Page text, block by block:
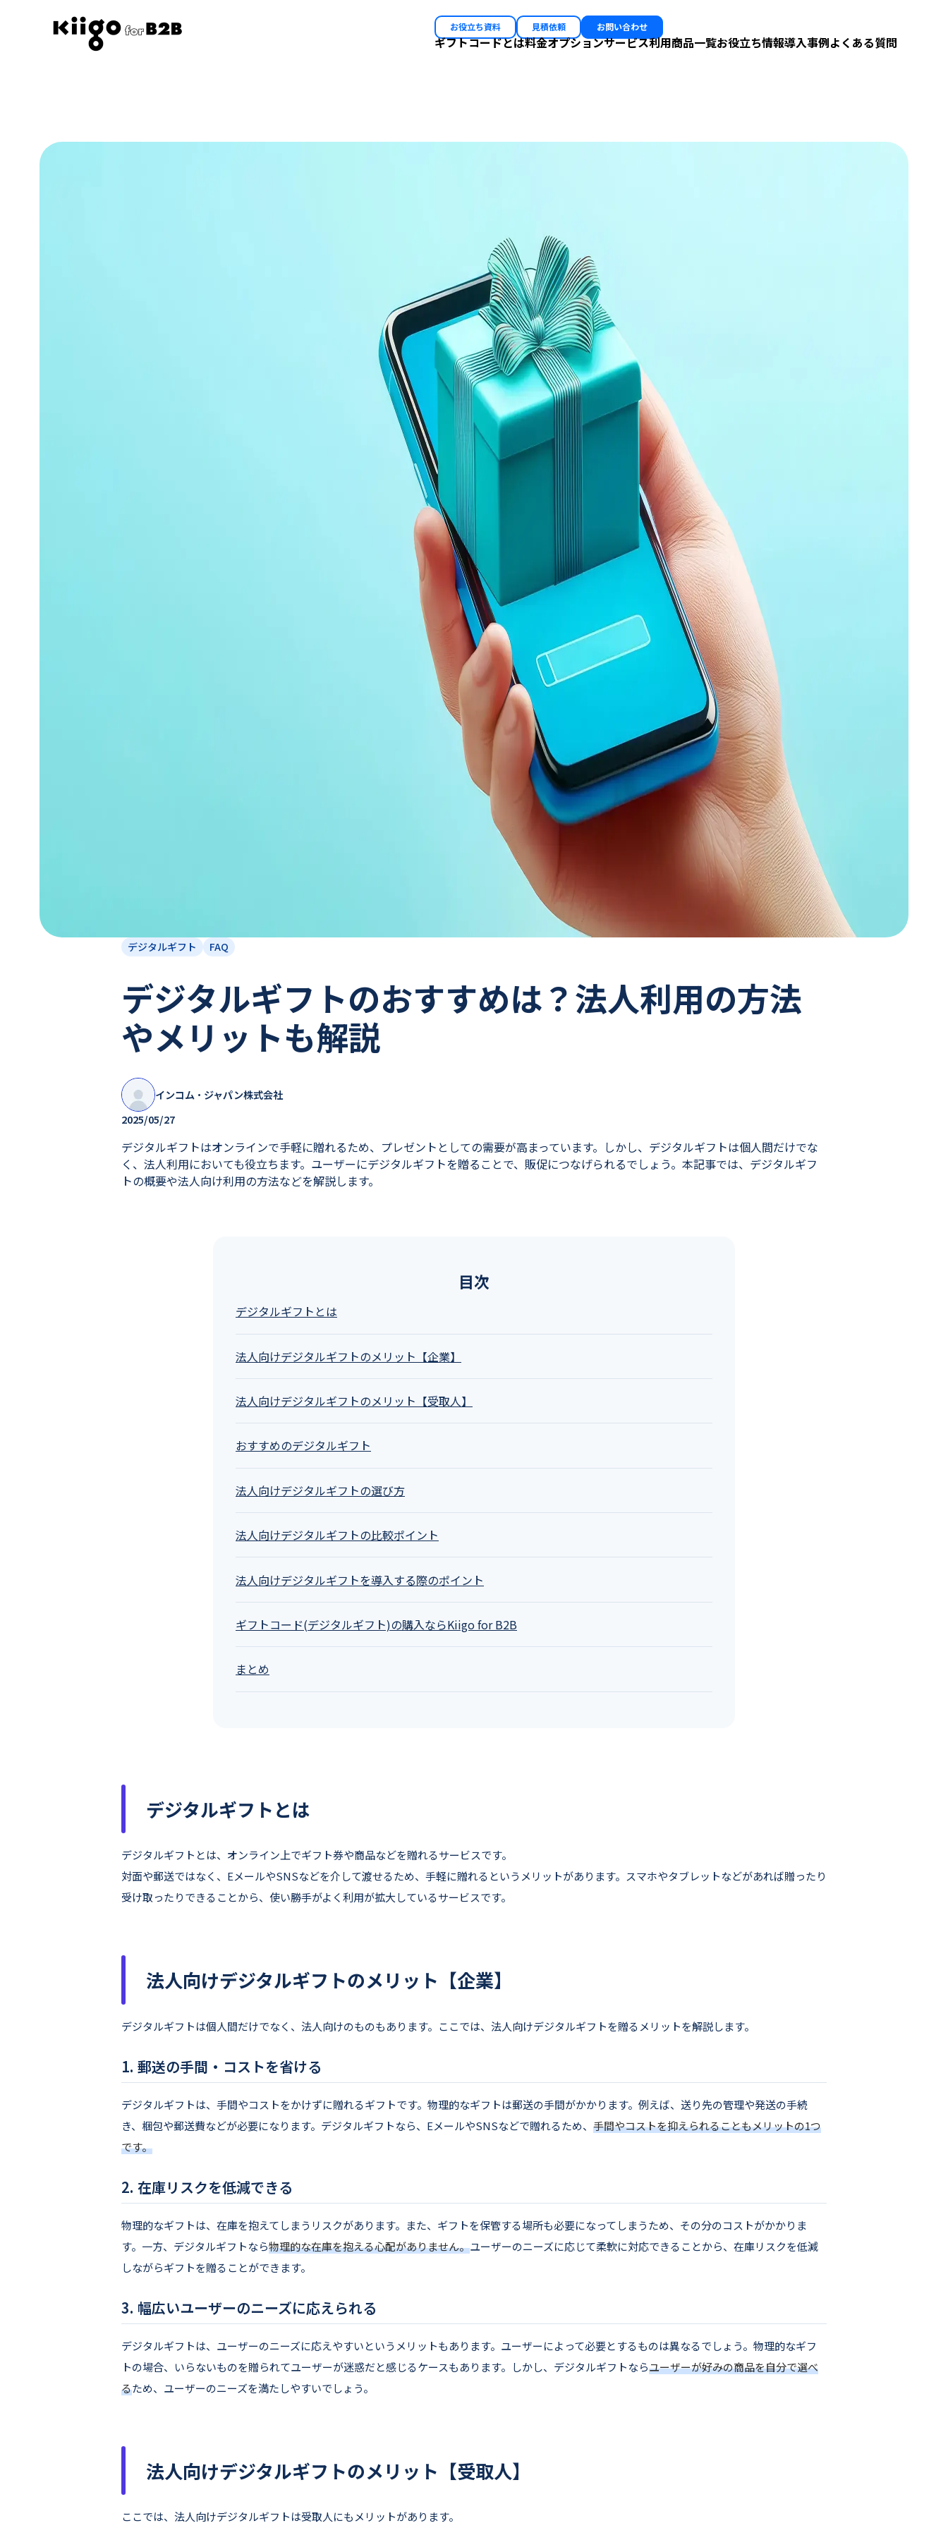
お役立ち資料 見積依頼 お問い合わせ
ギフトコードとは料金オプションサービス利用商品一覧お役立ち情報導入事例よくある質問
デジタルギフト FAQ
デジタルギフトのおすすめは？法人利用の方法
やメリットも解説
インコム・ジャパン株式会社
2025/05/27
デジタルギフトはオンラインで手軽に贈れるため、プレゼントとしての需要が高まっています。しかし、デジタルギフトは個人間だけでな
く、法人利用においても役立ちます。ユーザーにデジタルギフトを贈ることで、販促につなげられるでしょう。本記事では、デジタルギフ
トの概要や法人向け利用の方法などを解説します。
目次
デジタルギフトとは
法人向けデジタルギフトのメリット【企業】
法人向けデジタルギフトのメリット【受取人】
おすすめのデジタルギフト
法人向けデジタルギフトの選び方
法人向けデジタルギフトの比較ポイント
法人向けデジタルギフトを導入する際のポイント
ギフトコード(デジタルギフト)の購入ならKiigo for B2B
まとめ
デジタルギフトとは
デジタルギフトとは、オンライン上でギフト券や商品などを贈れるサービスです。
対面や郵送ではなく、EメールやSNSなどを介して渡せるため、手軽に贈れるというメリットがあります。スマホやタブレットなどがあれば贈ったり
受け取ったりできることから、使い勝手がよく利用が拡大しているサービスです。
法人向けデジタルギフトのメリット【企業】
デジタルギフトは個人間だけでなく、法人向けのものもあります。ここでは、法人向けデジタルギフトを贈るメリットを解説します。
郵送の手間・コストを省ける
デジタルギフトは、手間やコストをかけずに贈れるギフトです。物理的なギフトは郵送の手間がかかります。例えば、送り先の管理や発送の手続
き、梱包や郵送費などが必要になります。デジタルギフトなら、EメールやSNSなどで贈れるため、 手間やコストを抑えられることもメリットの1つ
です。
在庫リスクを低減できる
物理的なギフトは、在庫を抱えてしまうリスクがあります。また、ギフトを保管する場所も必要になってしまうため、その分のコストがかかりま
す。一方、デジタルギフトなら物理的な在庫を抱える心配がありません。ユーザーのニーズに応じて柔軟に対応できることから、在庫リスクを低減
しながらギフトを贈ることができます。
幅広いユーザーのニーズに応えられる
デジタルギフトは、ユーザーのニーズに応えやすいというメリットもあります。ユーザーによって必要とするものは異なるでしょう。物理的なギフ
トの場合、いらないものを贈られてユーザーが迷惑だと感じるケースもあります。しかし、デジタルギフトならユーザーが好みの商品を自分で選べ
るため、ユーザーのニーズを満たしやすいでしょう。
法人向けデジタルギフトのメリット【受取人】
ここでは、法人向けデジタルギフトは受取人にもメリットがあります。